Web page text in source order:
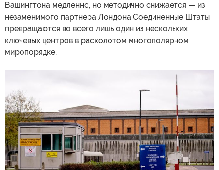
Вашингтона медленно, но методично снижается — из
незаменимого партнера Лондона Соединенные Штаты
превращаются во всего лишь один из нескольких
ключевых центров в расколотом многополярном
миропорядке.